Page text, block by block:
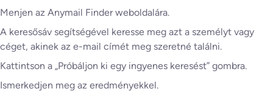
Menjen az Anymail Finder weboldalára.
A keresősáv segítségével keresse meg azt a személyt vagy
céget, akinek az e-mail címét meg szeretné találni.
Kattintson a „Próbáljon ki egy ingyenes keresést” gombra.
Ismerkedjen meg az eredményekkel.